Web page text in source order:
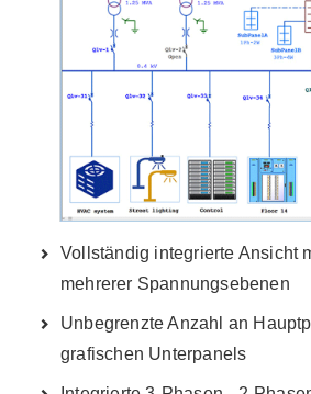
Vollständig integrierte Ansicht
mehrerer Spannungsebenen
Unbegrenzte Anzahl an
grafischen Unterpanels